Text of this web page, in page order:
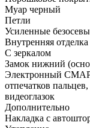
Муар черный
Петли
Усиленные
Внутренняя отделка
С зеркалом
Замок нижний
Электронный
отпечатков
видеоглазок
Дополнительно
Накладка с